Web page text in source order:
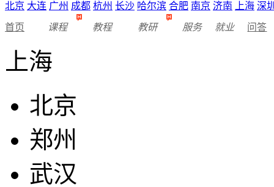
北京 大连 广州 成都 杭州 长沙 哈尔滨 合肥 南京 济南 上海 深
首页 课程 教程 教研 服务 就业 问答
上海
北京
郑州
武汉